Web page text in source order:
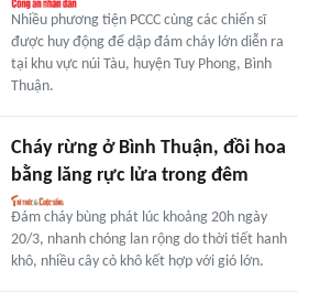
Nhiều phương tiện PCCC cùng các chiến sĩ
được huy động để dập đám cháy lớn diễn ra
tại khu vực núi Tàu, huyện Tuy Phong, Bình
Thuận.
Cháy rừng ở Bình Thuận, đồi hoa
bằng lăng rực lửa trong đêm
Đám cháy bùng phát lúc khoảng 20h ngày
20/3, nhanh chóng lan rộng do thời tiết hanh
khô, nhiều cây cỏ khô kết hợp với gió lớn.